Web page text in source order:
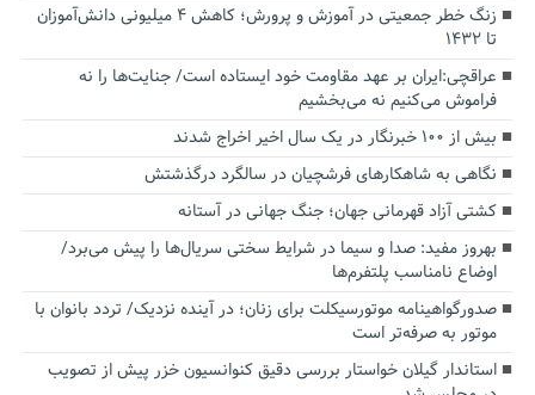
زنگ خطر جمعیتی در آموزش و پرورش؛ کاهش ۴ میلیونی دانش‌آموزان
تا ۱۴۳۲
عراقچی:ایران بر عهد مقاومت خود ایستاده است/ جنایت‌ها را نه
فراموش می‌کنیم نه می‌بخشیم
بیش از ۱۰۰ خبرنگار در یک سال اخیر اخراج شدند
نگاهی به شاهکارهای فرشچیان در سالگرد درگذشتش
کشتی آزاد قهرمانی جهان؛ جنگ جهانی در آستانه
بهروز مفید: صدا و سیما در شرایط سختی سریال‌ها را پیش می‌برد/
اوضاع نامناسب پلتفرم‌ها
صدورگواهینامه موتورسیکلت برای زنان؛ در آینده نزدیک/ تردد بانوان با
موتور به‌ صرفه‌تر است
استاندار گیلان خواستار بررسی دقیق کنوانسیون خزر پیش از تصویب